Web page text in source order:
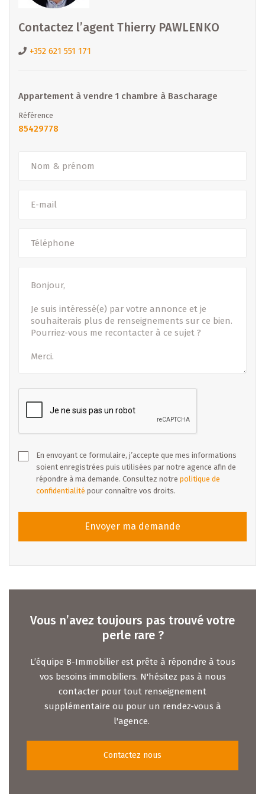
IMMOBILIER accompagne ses clients dans l’achat, la vente,
équipe place la proximité, la transparence et l’écoute au
--> Découvrez nos offres : www.b-immobilier.lu
Email :thierry.pawlenko@b-immobilier.lu
– Sous toutes réserves –
modifications)
Contactez l’agent Thierry PAWLENKO
+352 621 551 171
Appartement à vendre 1 chambre à Bascharage
Référence
85429778
En envoyant ce formulaire, j’accepte que mes informations
soient enregistrées puis utilisées par notre agence afin de
répondre à ma demande. Consultez notre politique de
confidentialité pour connaître vos droits.
Envoyer ma demande
Vous n’avez toujours pas trouvé votre
perle rare ?
L’équipe B-Immobilier est prête à répondre à tous
vos besoins immobiliers. N'hésitez pas à nous
contacter pour tout renseignement
supplémentaire ou pour un rendez-vous à
l'agence.
Contactez nous